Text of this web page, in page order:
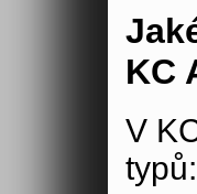
KC
V
typů: